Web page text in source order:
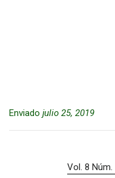
Enviado julio 25, 2019
Vol. 8